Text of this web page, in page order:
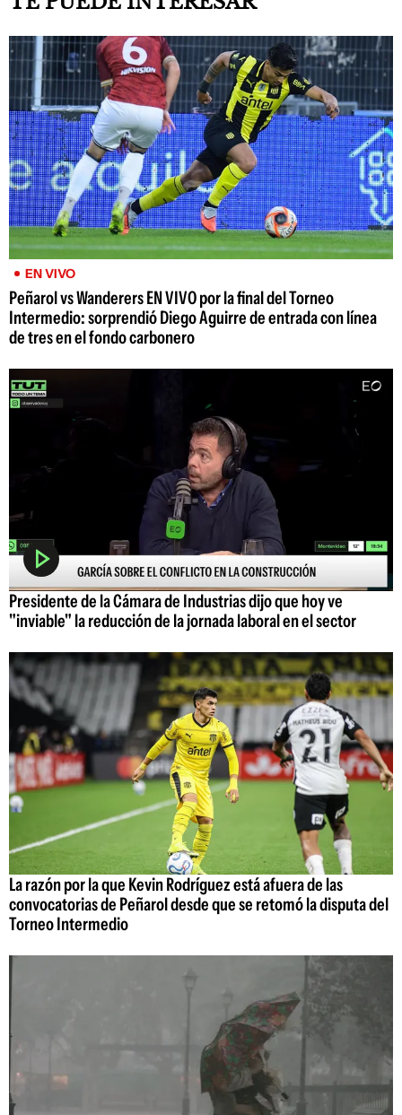
EN VIVO
Peñarol vs Wanderers EN VIVO por la final del Torneo
Intermedio: sorprendió Diego Aguirre de entrada con línea
de tres en el fondo carbonero
Presidente de la Cámara de Industrias dijo que hoy ve
"inviable" la reducción de la jornada laboral en el sector
La razón por la que Kevin Rodríguez está afuera de las
convocatorias de Peñarol desde que se retomó la disputa del
Torneo Intermedio